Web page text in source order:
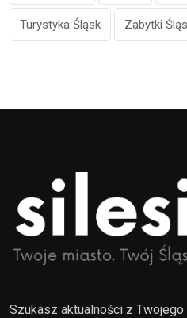
Turystyka Śląsk Zabytki
Szukasz aktualności z